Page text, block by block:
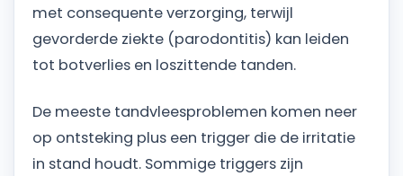
met consequente verzorging, terwijl
gevorderde ziekte (parodontitis) kan leiden
tot botverlies en loszittende tanden.
De meeste tandvleesproblemen komen neer
op ontsteking plus een trigger die de irritatie
in stand houdt. Sommige triggers zijn